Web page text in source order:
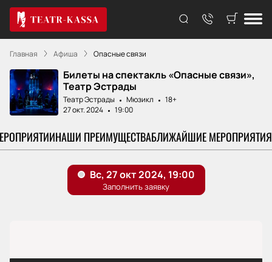
Главная Афиша Опасные связи
Билеты на спектакль «Опасные связи»,
Театр Эстрады
Театр Эстрады Мюзикл
18+
27 окт. 2024
19:00
НАШИ ПРЕИМУЩЕСТВАБЛИЖАЙШИЕ МЕРОПРИЯТИЯ